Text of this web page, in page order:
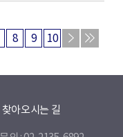
8 9 10
찾아오시는 길